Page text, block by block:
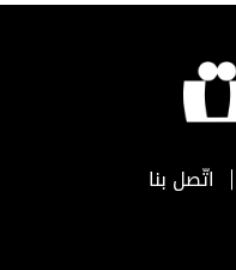
اتّصل بنا